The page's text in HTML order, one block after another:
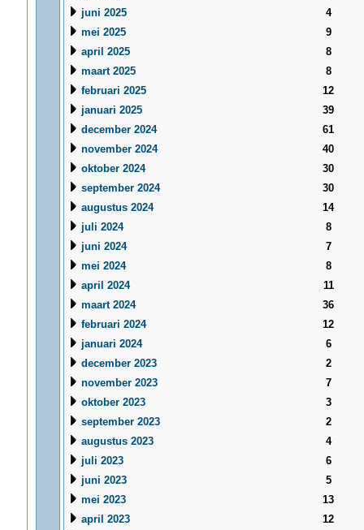
juni 2025
4
mei 2025
9
april 2025
8
maart 2025
8
februari 2025
12
januari 2025
39
december 2024
61
november 2024
40
oktober 2024
30
september 2024
30
augustus 2024
14
juli 2024
8
juni 2024
7
mei 2024
8
april 2024
11
maart 2024
36
februari 2024
12
januari 2024
6
december 2023
2
november 2023
7
oktober 2023
3
september 2023
2
augustus 2023
4
juli 2023
6
juni 2023
5
mei 2023
13
april 2023
12